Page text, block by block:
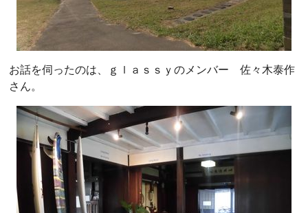
お話を伺ったのは、ｇｌａｓｓｙのメンバー 佐々木泰作
さん。